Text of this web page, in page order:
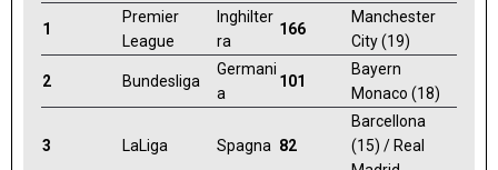
1
Premier
League
Inghilter
ra
166
Manchester
City (19)
2 Bundesliga
Germani
a
101
Bayern
Monaco (18)
3 LaLiga Spagna 82
Barcellona
(15) / Real